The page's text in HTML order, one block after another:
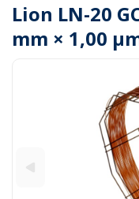
Lion LN-20
mm × 1,00